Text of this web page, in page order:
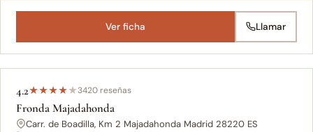
Ver ficha Llamar
4.2★★★★★3420 reseñas
Fronda Majadahonda
Carr. de Boadilla, Km 2 Majadahonda Madrid 28220 ES